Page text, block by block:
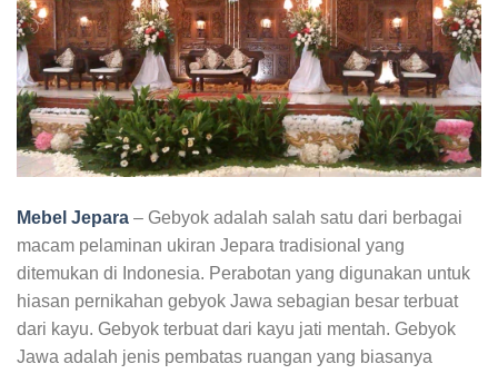
Mebel Jepara – Gebyok adalah salah satu dari berbagai
macam pelaminan ukiran Jepara tradisional yang
ditemukan di Indonesia. Perabotan yang digunakan untuk
hiasan pernikahan gebyok Jawa sebagian besar terbuat
dari kayu. Gebyok terbuat dari kayu jati mentah. Gebyok
Jawa adalah jenis pembatas ruangan yang biasanya